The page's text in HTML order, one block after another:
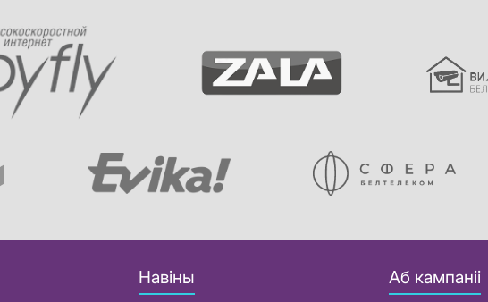
Навіны Аб кампаніі